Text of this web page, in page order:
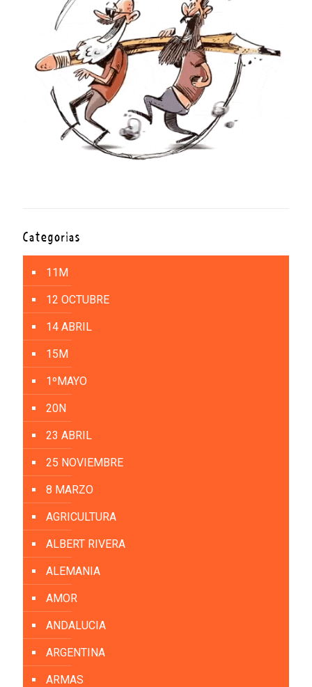
Categorías
11M
12 OCTUBRE
14 ABRIL
15M
1ºMAYO
20N
23 ABRIL
25 NOVIEMBRE
8 MARZO
AGRICULTURA
ALBERT RIVERA
ALEMANIA
AMOR
ANDALUCIA
ARGENTINA
ARMAS